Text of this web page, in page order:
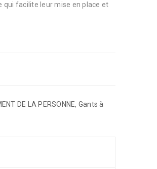
qui facilite leur mise en place et
DE LA PERSONNE, Gants à